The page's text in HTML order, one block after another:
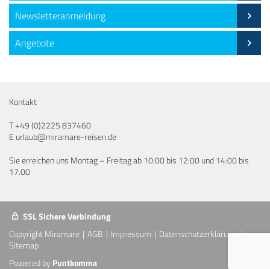
Newsletteranmeldung
Angebote
Kontakt
T+49 (0)2225 837460
E urlaub@miramare-reisen.de
Sie erreichen uns Montag – Freitag ab 10:00 bis 12:00 und 14:00 bis
17.00
SSL Sichere Verbindung
Copyright Miramare
AGB Impressum
Datenschutzerklärung
Sitemap
Powered by Puntkomma